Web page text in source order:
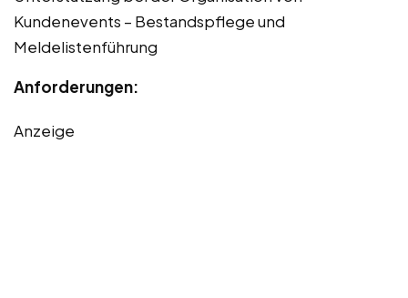
Kundenevents – Bestandspflege und
Meldelistenführung
Anforderungen:
Anzeige